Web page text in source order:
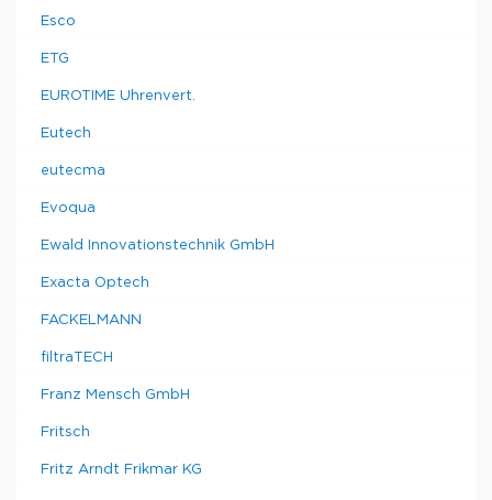
Esco
ETG
EUROTIME Uhrenvert.
Eutech
eutecma
Evoqua
Ewald Innovationstechnik GmbH
Exacta Optech
FACKELMANN
filtraTECH
Franz Mensch GmbH
Fritsch
Fritz Arndt Frikmar KG